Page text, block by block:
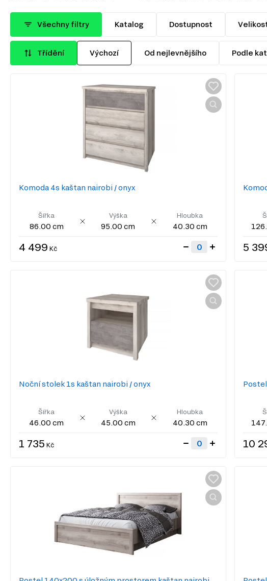
Všechny filtry Katalog Dostupnost
Třídění Výchozí Od nejlevnějšího Podle
Komoda 4s kaštan nairobi / onyx
Šířka
86.00 cm
Výška
95.00 cm
Hloubka
40.30 cm
4 499 Kč 5
Noční stolek 1s kaštan nairobi / onyx
Šířka
46.00 cm
Výška
45.00 cm
Hloubka
40.30 cm
1 735 Kč 10